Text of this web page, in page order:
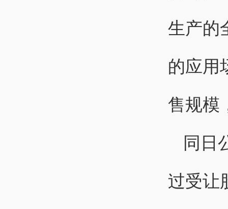
生产的
的应用
售规模
同日
过受让